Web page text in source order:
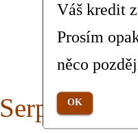
Serpentine
Váš kredit
Prosím
něco
OK